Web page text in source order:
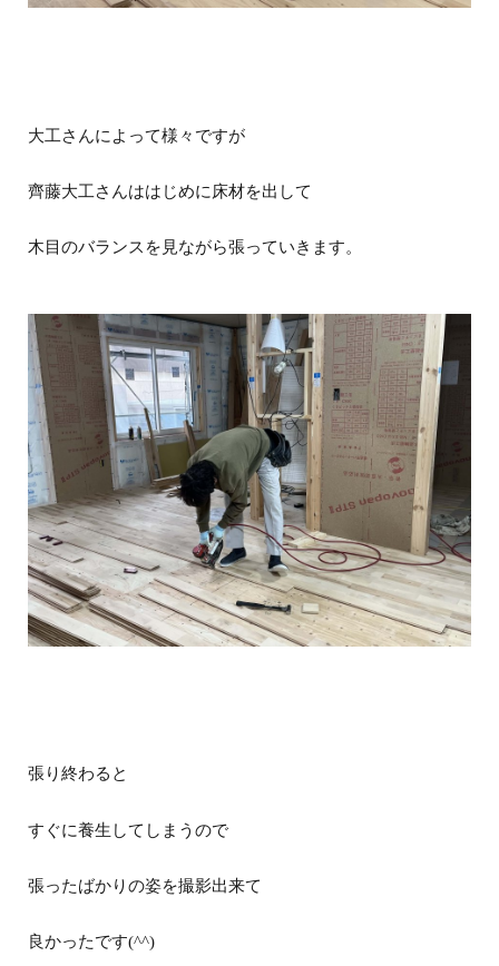
大工さんによって様々ですが
齊藤大工さんははじめに床材を出して
木目のバランスを見ながら張っていきます。
張り終わると
すぐに養生してしまうので
張ったばかりの姿を撮影出来て
良かったです(^^)